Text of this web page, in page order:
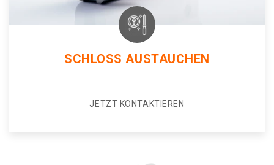
SCHLOSS AUSTAUCHEN
JETZT KONTAKTIEREN